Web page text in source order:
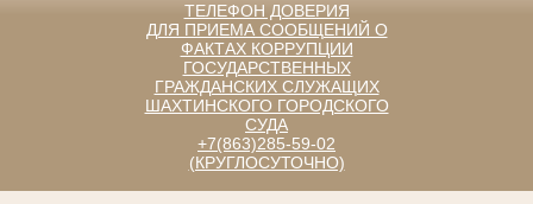
ТЕЛЕФОН ДОВЕРИЯ
ДЛЯ ПРИЕМА СООБЩЕНИЙ О
ФАКТАХ КОРРУПЦИИ
ГОСУДАРСТВЕННЫХ
ГРАЖДАНСКИХ СЛУЖАЩИХ
ШАХТИНСКОГО ГОРОДСКОГО
СУДА
+7(863)285-59-02
(КРУГЛОСУТОЧНО)